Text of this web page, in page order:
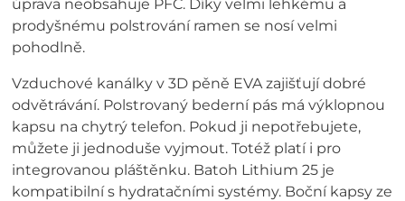
úprava neobsahuje PFC. Díky velmi lehkému a
prodyšnému polstrování ramen se nosí velmi
pohodlně.
Vzduchové kanálky v 3D pěně EVA zajišťují dobré
odvětrávání. Polstrovaný bederní pás má výklopnou
kapsu na chytrý telefon. Pokud ji nepotřebujete,
můžete ji jednoduše vyjmout. Totéž platí i pro
integrovanou pláštěnku. Batoh Lithium 25 je
kompatibilní s hydratačními systémy. Boční kapsy ze